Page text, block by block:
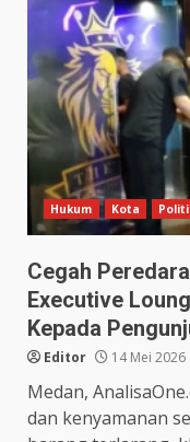
Hukum Kota
Cegah
Executive
Kepada
Editor 14 Mei 2026
Medan,
dan kenyamanan